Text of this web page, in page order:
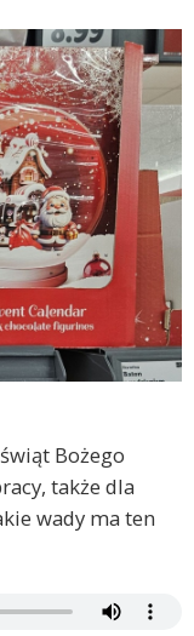
Bożego
także dla
wady ma ten